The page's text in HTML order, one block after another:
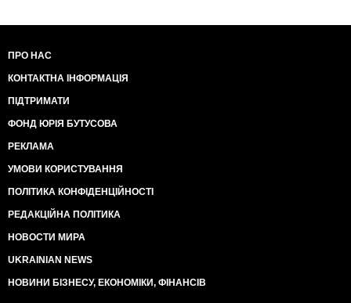
ПРО НАС
КОНТАКТНА ІНФОРМАЦІЯ
ПІДТРИМАТИ
ФОНД ЮРІЯ БУТУСОВА
РЕКЛАМА
УМОВИ КОРИСТУВАННЯ
ПОЛІТИКА КОНФІДЕНЦІЙНОСТІ
РЕДАКЦІЙНА ПОЛІТИКА
НОВОСТИ МИРА
UKRAINIAN NEWS
НОВИНИ БІЗНЕСУ, ЕКОНОМІКИ, ФІНАНСІВ